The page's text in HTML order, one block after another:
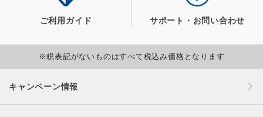
ご利用ガイド サポート・お問い合わせ
※税表記がないものはすべて税込み価格となります
キャンペーン情報